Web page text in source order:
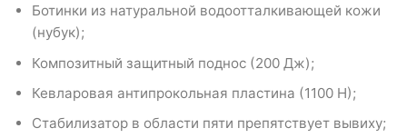
Ботинки из натуральной водоотталкивающей кожи
(нубук);
Композитный защитный поднос (200 Дж);
Кевларовая антипрокольная пластина (1100 Н);
Стабилизатор в области пяти препятствует вывиху;